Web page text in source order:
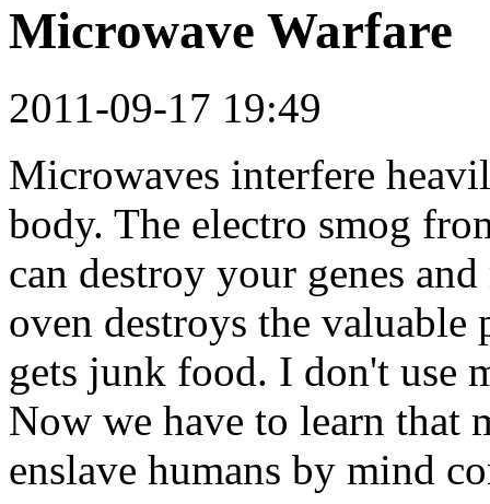
Microwave Warfare
2011-09-17 19:49
Microwaves interfere
body. The electro smog
can destroy your genes
oven destroys the
gets junk food. I don't use
Now we have to learn that
enslave humans by mind